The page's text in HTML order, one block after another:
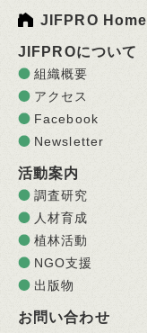
JIFPRO Home
JIFPROについて
組織概要
アクセス
Facebook
Newsletter
活動案内
調査研究
人材育成
植林活動
NGO支援
出版物
お問い合わせ